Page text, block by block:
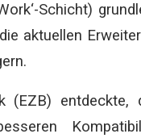
Schicht)
aktuellen
(EZB)